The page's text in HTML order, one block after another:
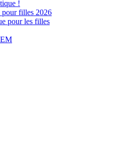
!
pour filles 2026
pour les filles